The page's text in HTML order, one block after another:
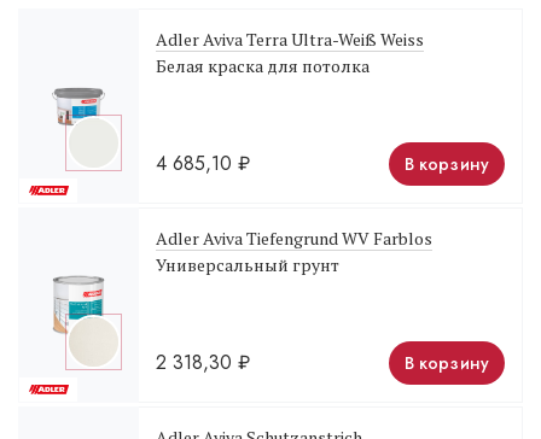
Adler Aviva Terra Ultra-Weiß Weiss
Белая краска для потолка
4 685,10 ₽ В корзину
Adler Aviva Tiefengrund WV Farblos
Универсальный грунт
2 318,30 ₽ В корзину